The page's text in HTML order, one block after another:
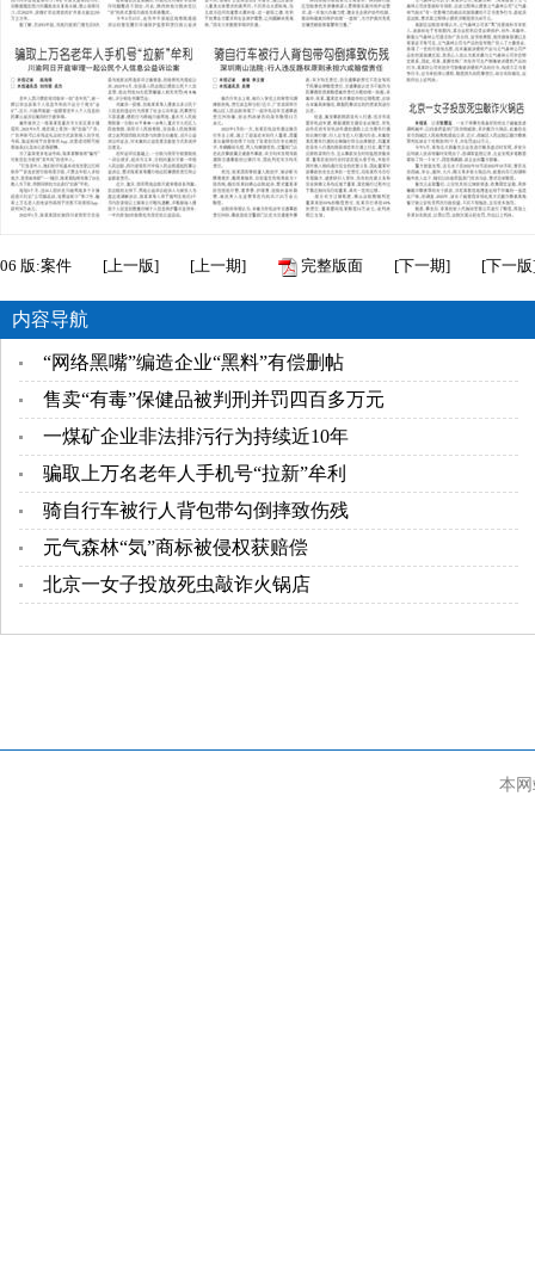
06 版:案件 [上一版] [上一期] 完整版面 [下一期] [下一版
内容导航
“网络黑嘴”编造企业“黑料”有偿删帖
售卖“有毒”保健品被判刑并罚四百多万元
一煤矿企业非法排污行为持续近10年
骗取上万名老年人手机号“拉新”牟利
骑自行车被行人背包带勾倒摔致伤残
元气森林“気”商标被侵权获赔偿
北京一女子投放死虫敲诈火锅店
本